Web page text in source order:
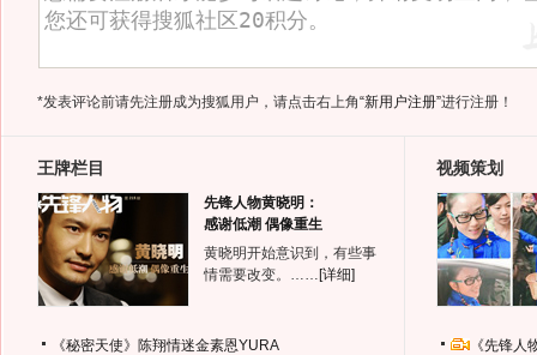
*发表评论前请先注册成为搜狐用户，请点击右上角“新用户注册”进行注册！
王牌栏目
先锋人物黄晓明：
感谢低潮 偶像重生
黄晓明开始意识到，有些事
情需要改变。…… [详细]
《秘密天使》陈翔情迷金素恩YURA
视频策划
《先锋